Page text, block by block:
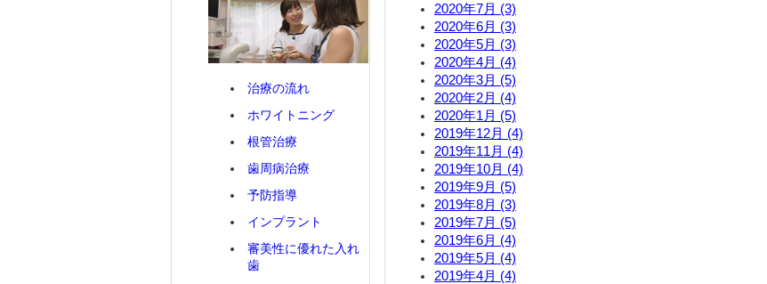
2020年7月 (3)
2020年6月 (3)
2020年5月 (3)
2020年4月 (4)
2020年3月 (5)
2020年2月 (4)
2020年1月 (5)
2019年12月 (4)
2019年11月 (4)
2019年10月 (4)
2019年9月 (5)
2019年8月 (3)
2019年7月 (5)
2019年6月 (4)
2019年5月 (4)
2019年4月 (4)
治療の流れ
ホワイトニング
根管治療
歯周病治療
予防指導
インプラント
審美性に優れた入れ
歯